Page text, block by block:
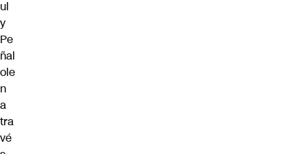
ul
y
Pe
ñal
ole
n
a
tra
vé